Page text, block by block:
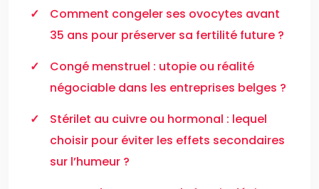
Comment congeler ses ovocytes avant
35 ans pour préserver sa fertilité future ?
Congé menstruel : utopie ou réalité
négociable dans les entreprises belges ?
Stérilet au cuivre ou hormonal : lequel
choisir pour éviter les effets secondaires
sur l’humeur ?